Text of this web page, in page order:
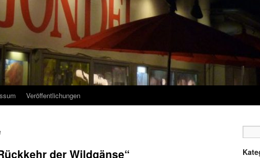
Veröffentlichungen
der Wildgänse“